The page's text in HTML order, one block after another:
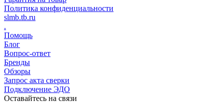
Политика конфиденциальности
slmb.tb.ru
.
Помощь
Блог
Вопрос-ответ
Бренды
Обзоры
Запрос акта сверки
Подключение ЭДО
Оставайтесь на связи